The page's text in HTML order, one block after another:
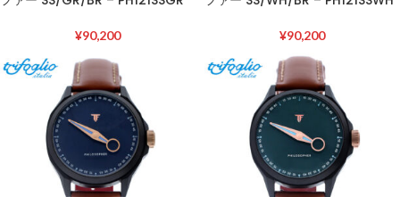
¥90,200 ¥90,200